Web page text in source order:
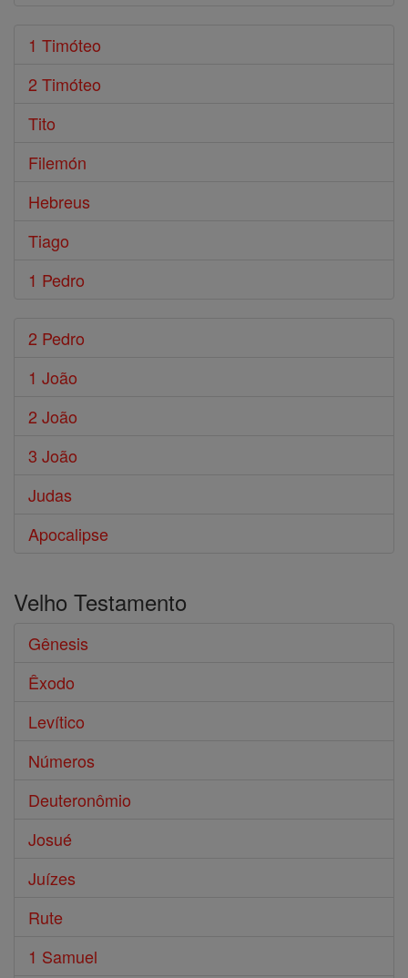
1 Timóteo
2 Timóteo
Tito
Filemón
Hebreus
Tiago
1 Pedro
2 Pedro
1 João
2 João
3 João
Judas
Apocalipse
Velho Testamento
Gênesis
Êxodo
Levítico
Números
Deuteronômio
Josué
Juízes
Rute
1 Samuel